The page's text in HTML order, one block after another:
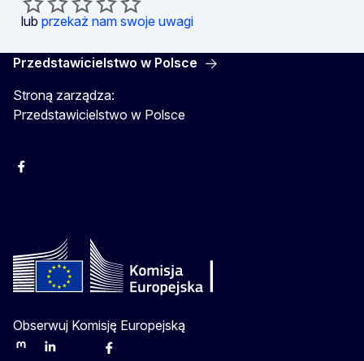
lub przekaż nam swoje uwagi
Przedstawicielstwo w Polsce
Stroną zarządza:
Przedstawicielstwo w Polsce
Facebook
Obserwuj Komisję Europejską
MastodonLinkedInBlueskyFacebook